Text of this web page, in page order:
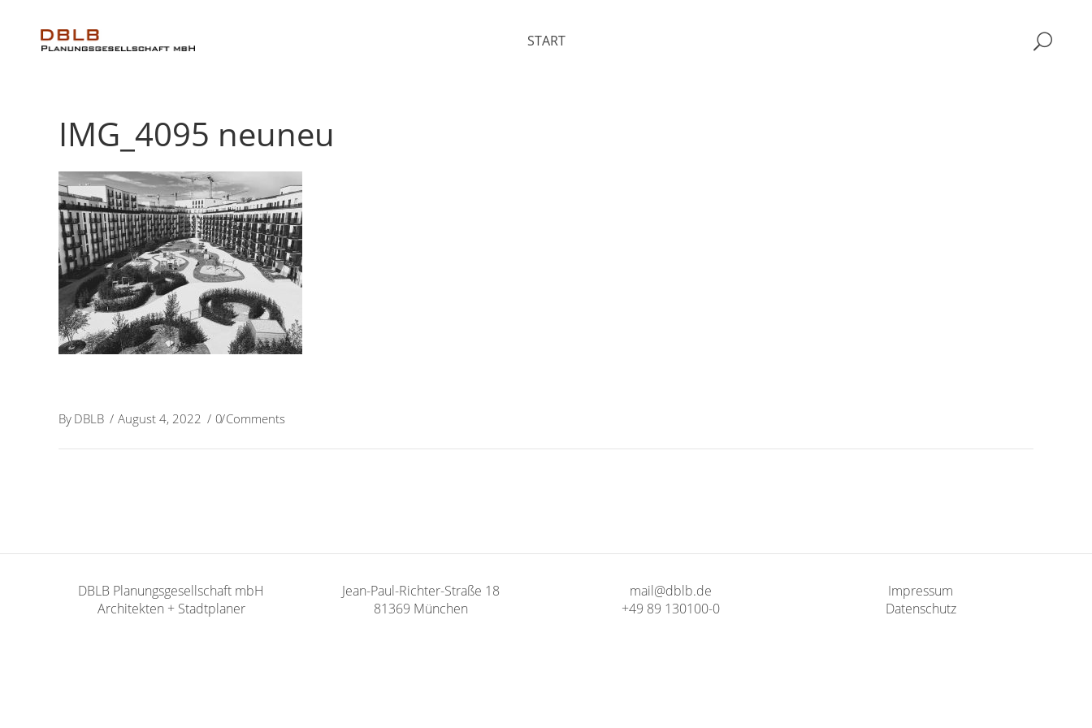
START
IMG_4095 neuneu
By DBLB August 4, 2022 0 Comments
DBLB Planungsgesellschaft mbH
Architekten + Stadtplaner
Jean-Paul-Richter-Straße 18
81369 München
mail@dblb.de
+49 89 130100-0
Impressum
Datenschutz